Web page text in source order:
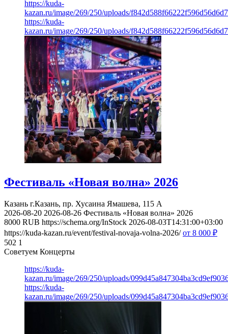
https://kuda-
kazan.ru/image/269/250/uploads/
https://kuda-
kazan.ru/image/269/250/uploads/
Фестиваль «Новая волна» 2026
Казань г.Казань, пр. Хусаина Ямашева, 115 A
2026-08-20 2026-08-26 Фестиваль «Новая волна» 2026
8000 RUB https://schema.org/InStock 2026-08-03T14:31:00+03:00
https://kuda-kazan.ru/event/festival-novaja-volna-2026/ от 8 000 ₽
502 1
Советуем Концерты
https://kuda-
kazan.ru/image/269/250/uploads/
https://kuda-
kazan.ru/image/269/250/uploads/